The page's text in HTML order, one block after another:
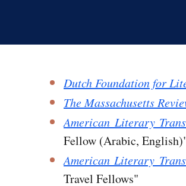
Dutch Foundation for
The Massachusetts
American Literary
Fellow (Arabic,
American Literary
Travel Fellows"